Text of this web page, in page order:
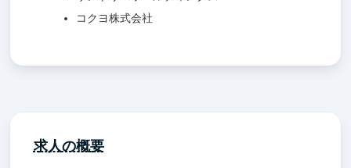
コクヨ株式会社
求人の概要